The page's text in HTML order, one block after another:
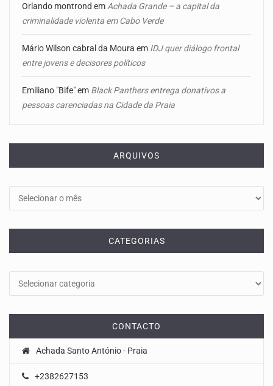
Orlando montrond em Achada Grande – a capital da
criminalidade violenta em Cabo Verde
Mário Wilson cabral da Moura em IDJ quer diálogo frontal
entre jovens e decisores políticos
Emiliano "Bife"em Black Panthers entrega donativos a
pessoas carenciadas na Cidade da Praia
ARQUIVOS
CATEGORIAS
CONTACTO
Achada Santo António - Praia
+2382627153